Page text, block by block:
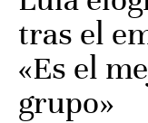
tras el
«Es el
grupo»